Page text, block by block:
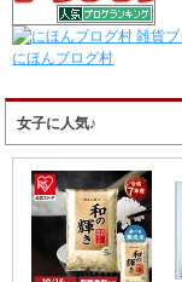
にほんブログ村
女子に人気♪